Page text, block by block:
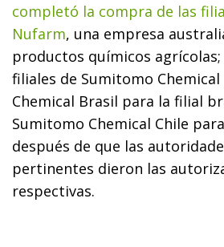
completó la compra de las
Nufarm, una empresa
productos químicos agrícolas;
filiales de Sumitomo
Chemical Brasil para la filial
Sumitomo Chemical Chile
después de que las
pertinentes dieron las
respectivas.